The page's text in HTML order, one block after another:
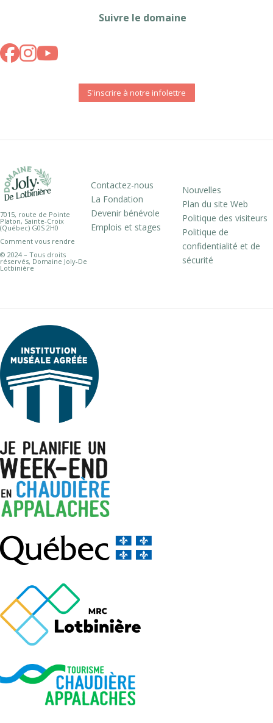
Suivre le domaine
S'inscrire à notre infolettre
7015, route de Pointe
Platon, Sainte-Croix
(Québec) G0S 2H0
Comment vous rendre
© 2024 – Tous droits
réservés, Domaine Joly-De
Lotbinière
Contactez-nous
La Fondation
Devenir bénévole
Emplois et stages
Nouvelles
Plan du site Web
Politique des visiteurs
Politique de
confidentialité et de
sécurité